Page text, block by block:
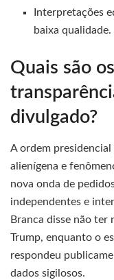
Interpretações
baixa qualidade.
Quais são
divulgado?
A ordem
alienígena e
nova onda de
independentes e
Branca disse não ter
Trump, enquanto o
respondeu
dados sigilosos.